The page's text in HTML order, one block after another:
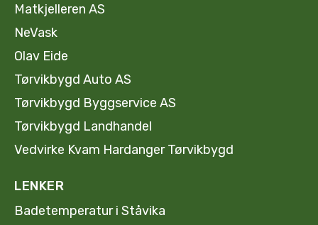
Matkjelleren AS
NeVask
Olav Eide
Tørvikbygd Auto AS
Tørvikbygd Byggservice AS
Tørvikbygd Landhandel
Vedvirke Kvam Hardanger Tørvikbygd
LENKER
Badetemperatur i Ståvika